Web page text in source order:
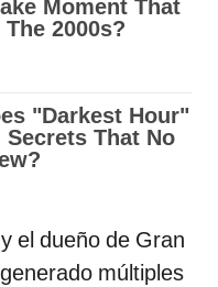
el dueño de Gran
múltiples